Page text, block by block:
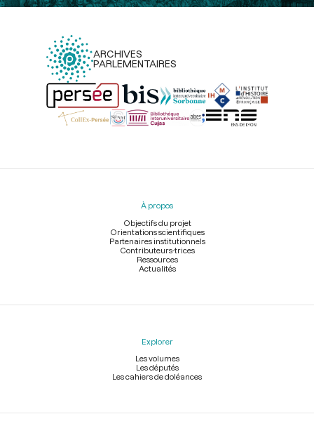
ARCHIVES
PARLEMENTAIRES
Menu
À propos
Objectifs du projet
Orientations scientifiques
Partenaires institutionnels
Contributeurs-trices
Ressources
Actualités
Explorer
Les volumes
Les députés
Les cahiers de doléances